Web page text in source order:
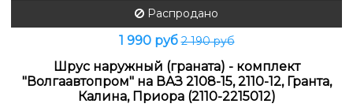
Распродано
1 990 руб2 190 руб
Шрус наружный (граната) - комплект
"Волгаавтопром" на ВАЗ 2108-15, 2110-12, Гранта,
Калина, Приора (2110-2215012)